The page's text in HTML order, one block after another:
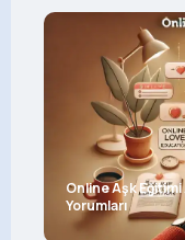
Online Aşk Eğitimi
Yorumları